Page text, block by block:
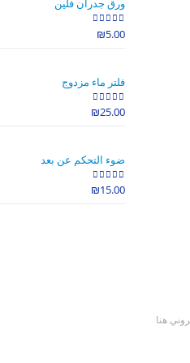
ورق جدران فلين
0
out of 5
₪5.00
فلتر ماء مزدوج
0
out of 5
₪25.00
ضوء التحكم عن بعد
0
out of 5
₪15.00